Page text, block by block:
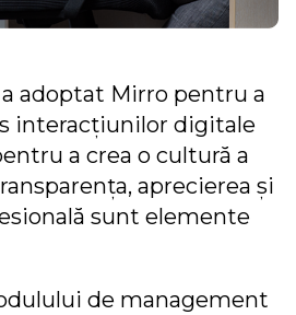
adoptat Mirro pentru a
interacțiunilor digitale
a crea o cultură a
aprecierea și
sunt elemente
de management